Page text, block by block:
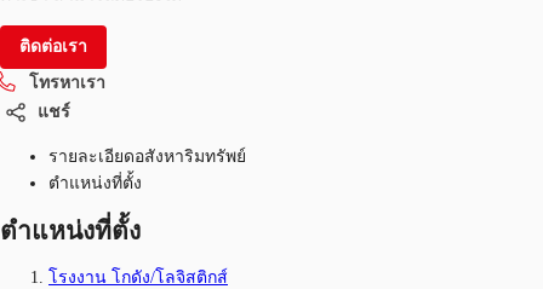
ติดต่อเรา
โทรหาเรา
แชร์
รายละเอียดอสังหาริมทรัพย์
ตำแหน่งที่ตั้ง
ตำแหน่งที่ตั้ง
โรงงาน โกดัง/โลจิสติกส์